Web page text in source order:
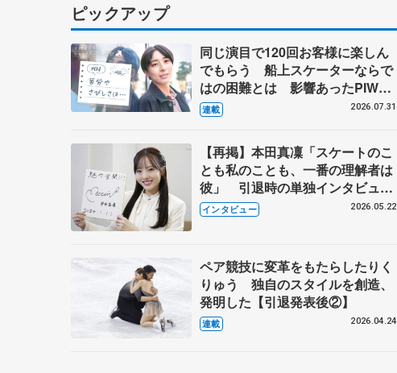
ピックアップ
同じ演目で120回お客様に楽しん
でもらう 船上スケーターならで
はの困難とは 影響あったPIW前
キャプテン松永さんの存在
連載 2026.07.31
【再掲】本田真凜「スケートのこ
とも私のことも、一番の理解者は
彼」 引退時の単独インタビュー
で語った競技人生や家族、恋人、
これからの夢…
インタビュー 2026.05.22
ペア競技に変革をもたらしたりく
りゅう 独自のスタイルを創造、
発明した【引退発表後②】
連載 2026.04.24